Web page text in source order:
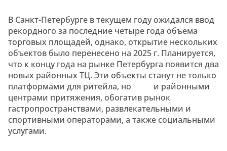
В Санкт-Петербурге в текущем году ожидался ввод
рекордного за последние четыре года объема
торговых площадей, однако, открытие нескольких
объектов было перенесено на 2025 г. Планируется,
что к концу года на рынке Петербурга появится два
новых районных ТЦ. Эти объекты станут не только
платформами для ритейла, но и районными
центрами притяжения, обогатив рынок
гастропространствами, развлекательными и
спортивными операторами, а также социальными
услугами.